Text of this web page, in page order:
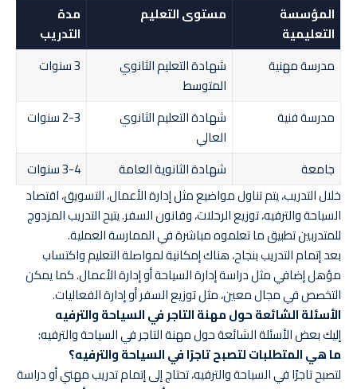
المؤسسة
التعليمية
مستوى التعليم
مدة
التدريب
مدرسة مهنية
شهادة التعليم الثانوي
المتوسط
3 سنوات
مدرسة فنية
شهادة التعليم الثانوي
العالي
2-3 سنوات
جامعة شهادة الثانوية العامة
3-4 سنوات
خلال التدريب، يتم تناول مواضيع مثل إدارة الأعمال، التسويق، اقتصاد
السياحة والترفيه، توزيع الرحلات، وقانون السفر. يتيح التدريب المزدوج
للمتدربين تطبيق ما تعلموه مباشرة في الممارسة العملية.
بعد إتمام التدريب بنجاح، هناك إمكانية لمواصلة التعليم واكتساب
مؤهل إضافي مثل دراسة إدارة السياحة أو إدارة الأعمال. كما يمكن
التخصص في مجال معين، مثل توزيع السفر أو إدارة الفعاليات.
الأسئلة الشائعة حول مهنة التاجر في السياحة والترفيه
إليك بعض الأسئلة الشائعة حول مهنة التاجر في السياحة والترفيه:
ما هي المتطلبات لتصبح تاجرًا في السياحة والترفيه؟
لتصبح تاجرًا في السياحة والترفيه، تحتاج إلى إتمام تدريب مهني أو دراسة